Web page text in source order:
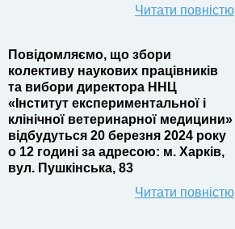
Читати повністю
Повідомляємо, що збори
колективу наукових працівників
та вибори директора ННЦ
«Інститут експериментальної і
клінічної ветеринарної медицини»
відбудуться 20 березня 2024 року
о 12 годині за адресою: м. Харків,
вул. Пушкінська, 83
Читати повністю